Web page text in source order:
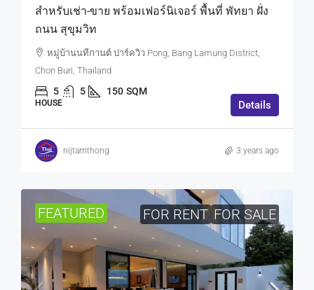
สำหรับเช่า-ขาย พร้อมเฟอร์นิเจอร์ พื้นที่ พัทยา ฝั่ง
ถนน สุขุมวิท
หมู่บ้านนทีกานต์ ปาร์ควิว Pong, Bang Lamung District,
Chon Buri, Thailand
5 5 150 SQM
HOUSE Details
nijtamthong 3 years ago
FEATURED FOR RENT FOR SALE